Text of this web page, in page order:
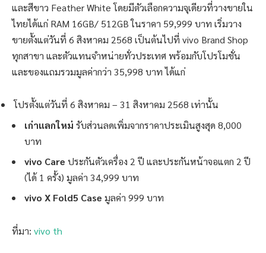
และสีขาว Feather White โดยมีตัวเลือกความจุเดียวที่วางขายใน
ไทยได้แก่ RAM 16GB/ 512GB ในราคา 59,999 บาท เริ่มวาง
ขายตั้งแต่วันที่ 6 สิงหาคม 2568 เป็นต้นไปที่ vivo Brand Shop
ทุกสาขา และตัวแทนจำหน่ายทั่วประเทศ พร้อมกับโปรโมชั่น
และของแถมรวมมูลค่ากว่า 35,998 บาท ได้แก่
โปรตั้งแต่วันที่ 6 สิงหาคม – 31 สิงหาคม 2568 เท่านั้น
เก่าแลกใหม่ รับส่วนลดเพิ่มจากราคาประเมินสูงสุด 8,000
บาท
vivo Care ประกันตัวเครื่อง 2 ปี และประกันหน้าจอแตก 2 ปี
(ได้ 1 ครั้ง) มูลค่า 34,999 บาท
vivo X Fold5 Case มูลค่า 999 บาท
ที่มา: vivo th